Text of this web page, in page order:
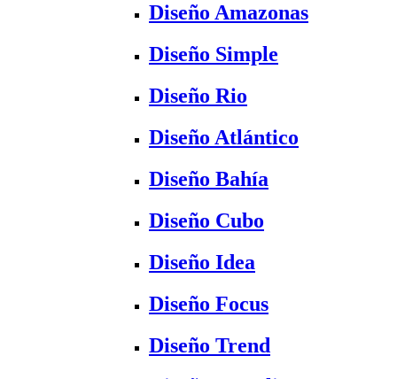
Diseño Amazonas
Diseño Simple
Diseño Rio
Diseño Atlántico
Diseño Bahía
Diseño Cubo
Diseño Idea
Diseño Focus
Diseño Trend